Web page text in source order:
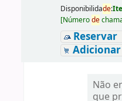
Disponibilidade:
[Númerode
Reservar
Não
que